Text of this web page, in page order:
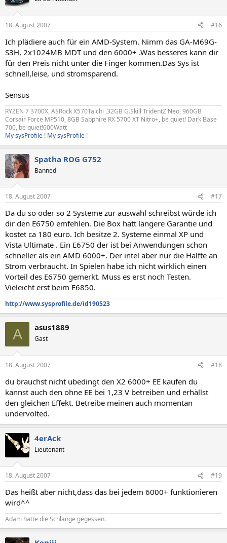
18. August 2007 #16
Ich plädiere auch für ein AMD-System. Nimm das GA-M69G-
S3H, 2x1024MB MDT und den 6000+ .Was besseres kann dir
für den Preis nicht unter die Finger kommen.Das Sys ist
schnell,leise, und stromsparend.
Sensus
RYZEN 7 3700X, ASRock X570Taichi ,32GB G.Skill TridentZ Neo, 960GB
Corsair Force MP510, 8GB Sapphire RX 5700 XT Nitro+, be quiet! Dark Base
700, be quiet!600Watt
My sysProfile ! My sysProfile !
Spatha ROG G752
Banned
18. August 2007 #17
Da du so oder so 2 Systeme zur auswahl schreibst würde ich
dir den E6750 emfehlen. Die Box hatt längere Garantie und
kostet ca 180 euro. Ich besitze 2. Systeme einmal XP und
Vista Ultimate . Ein E6750 der ist bei Anwendungen schon
schneller als ein AMD 6000+. Der intel aber nur die Hälfte an
Strom verbraucht. In Spielen habe ich nicht wirklich einen
Vorteil des E6750 gemerkt. Muss es erst noch Testen.
Vieleicht erst beim E6850.
http://www.sysprofile.de/id190523
A asus1889
Gast
18. August 2007 #18
du brauchst nicht ubedingt den X2 6000+ EE kaufen du
kannst auch den ohne EE bei 1,23 V betreiben und erhällst
den gleichen Effekt. Betreibe meinen auch momentan
undervolted.
4erAck
Lieutenant
18. August 2007 #19
Das heißt aber nicht,dass das bei jedem 6000+ funktionieren
wird^^
Adam hätte die Schlange gegessen.